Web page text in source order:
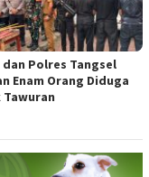
Polres Tangsel
Enam Orang Diduga
Tawuran